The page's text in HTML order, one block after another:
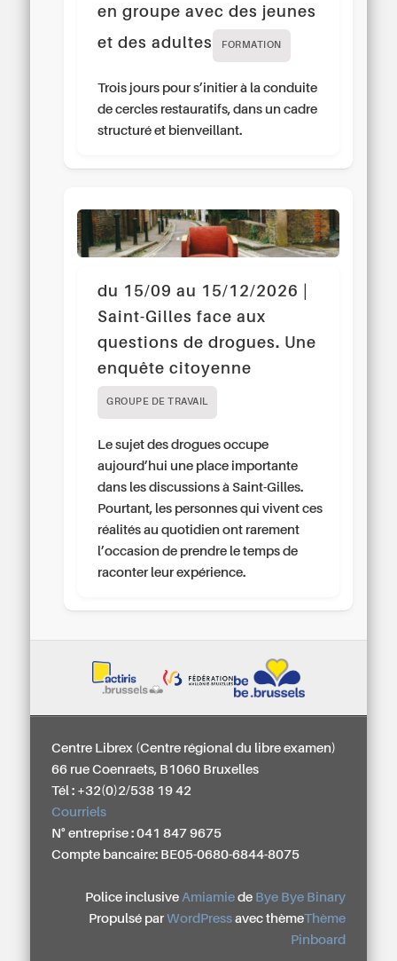
en groupe avec des jeunes
et des adultes
FORMATION
Trois jours pour s’initier à la conduite
de cercles restauratifs, dans un cadre
structuré et bienveillant.
du 15/09 au 15/12/2026 |
Saint-Gilles face aux
questions de drogues. Une
enquête citoyenne
GROUPE DE TRAVAIL
Le sujet des drogues occupe
aujourd’hui une place importante
dans les discussions à Saint-Gilles.
Pourtant, les personnes qui vivent ces
réalités au quotidien ont rarement
l’occasion de prendre le temps de
raconter leur expérience.
Centre Librex (Centre régional du libre examen)
66 rue Coenraets, B1060 Bruxelles
Tél : +32(0)2/538 19 42
Courriels
N° entreprise : 041 847 9675
Compte bancaire: BE05-0680-6844-8075
Police inclusive Amiamiede Bye Bye Binary
Propulsé par WordPressavec thèmeThème
Pinboard